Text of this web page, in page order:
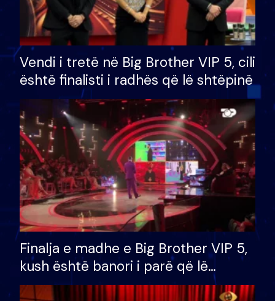
Vendi i tretë në Big Brother VIP 5, cili
është finalisti i radhës që lë shtëpinë
Finalja e madhe e Big Brother VIP 5,
kush është banori i parë që lë
shtëpinë dhe humb mundësinë për